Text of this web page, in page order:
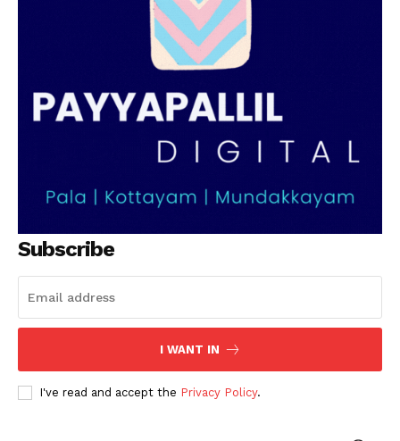
SUBSCRIBE NOW
PALA VISION
Subscription Plans
Grievance Redressal
Subscribe
I WANT IN
I've read and accept the Privacy Policy.